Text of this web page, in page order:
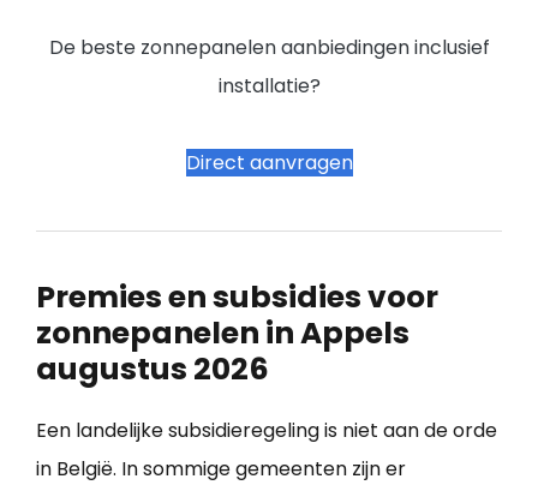
De beste zonnepanelen aanbiedingen inclusief
installatie?
Direct aanvragen
Premies en subsidies voor
zonnepanelen in Appels
augustus 2026
Een landelijke subsidieregeling is niet aan de orde
in België. In sommige gemeenten zijn er